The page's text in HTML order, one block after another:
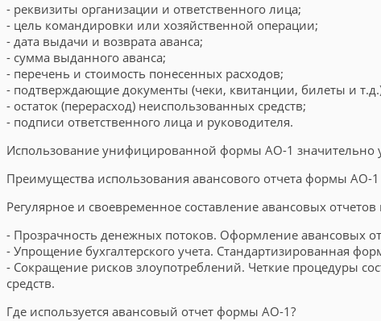
- реквизиты организации и ответственного лица;
- цель командировки или хозяйственной операции;
- дата выдачи и возврата аванса;
- сумма выданного аванса;
- перечень и стоимость понесенных расходов;
- подтверждающие документы (чеки, квитанции, билеты и
- остаток (перерасход) неиспользованных средств;
- подписи ответственного лица и руководителя.
Использование унифицированной формы АО-1 значительно
Преимущества использования авансового отчета формы АО-1
Регулярное и своевременное составление авансовых
- Прозрачность денежных потоков. Оформление авансовых
- Упрощение бухгалтерского учета. Стандартизированная
- Сокращение рисков злоупотреблений. Четкие процедуры
средств.
Где используется авансовый отчет формы АО-1?